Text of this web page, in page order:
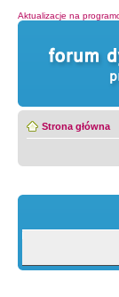
Aktualizacje na
Strona główna